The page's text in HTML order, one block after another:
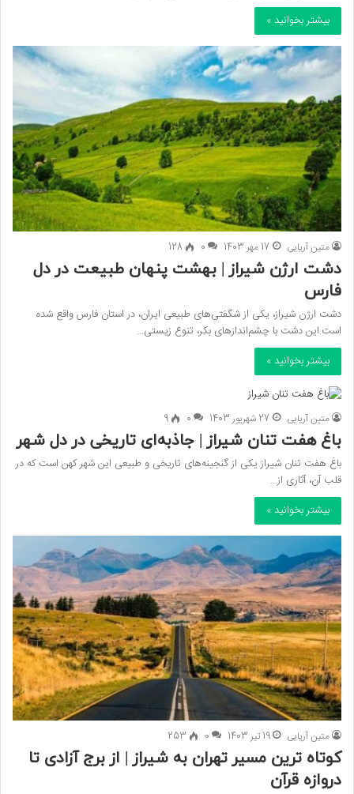
بیشتر بخوانید »
متین آریایی 17 مهر 1403 0
128
دشت ارژن شیراز | بهشت پنهان طبیعت در دل
فارس
دشت ارژن شیراز، یکی از شگفتی‌های طبیعی ایران، در استان فارس واقع شده
است.این دشت با چشم‌اندازهای بکر، تنوع زیستی…
بیشتر بخوانید »
متین آریایی 27 شهریور 1403 0
9
باغ هفت تنان شیراز | جاذبه‌ای تاریخی در دل شهر
باغ هفت تنان شیراز یکی از گنجینه‌های تاریخی و طبیعی این شهر کهن است که در
قلب آن، آثاری از…
بیشتر بخوانید »
متین آریایی 19 تیر 1403 0
253
کوتاه ترین مسیر تهران به شیراز | از برج آزادی تا
دروازه قرآن